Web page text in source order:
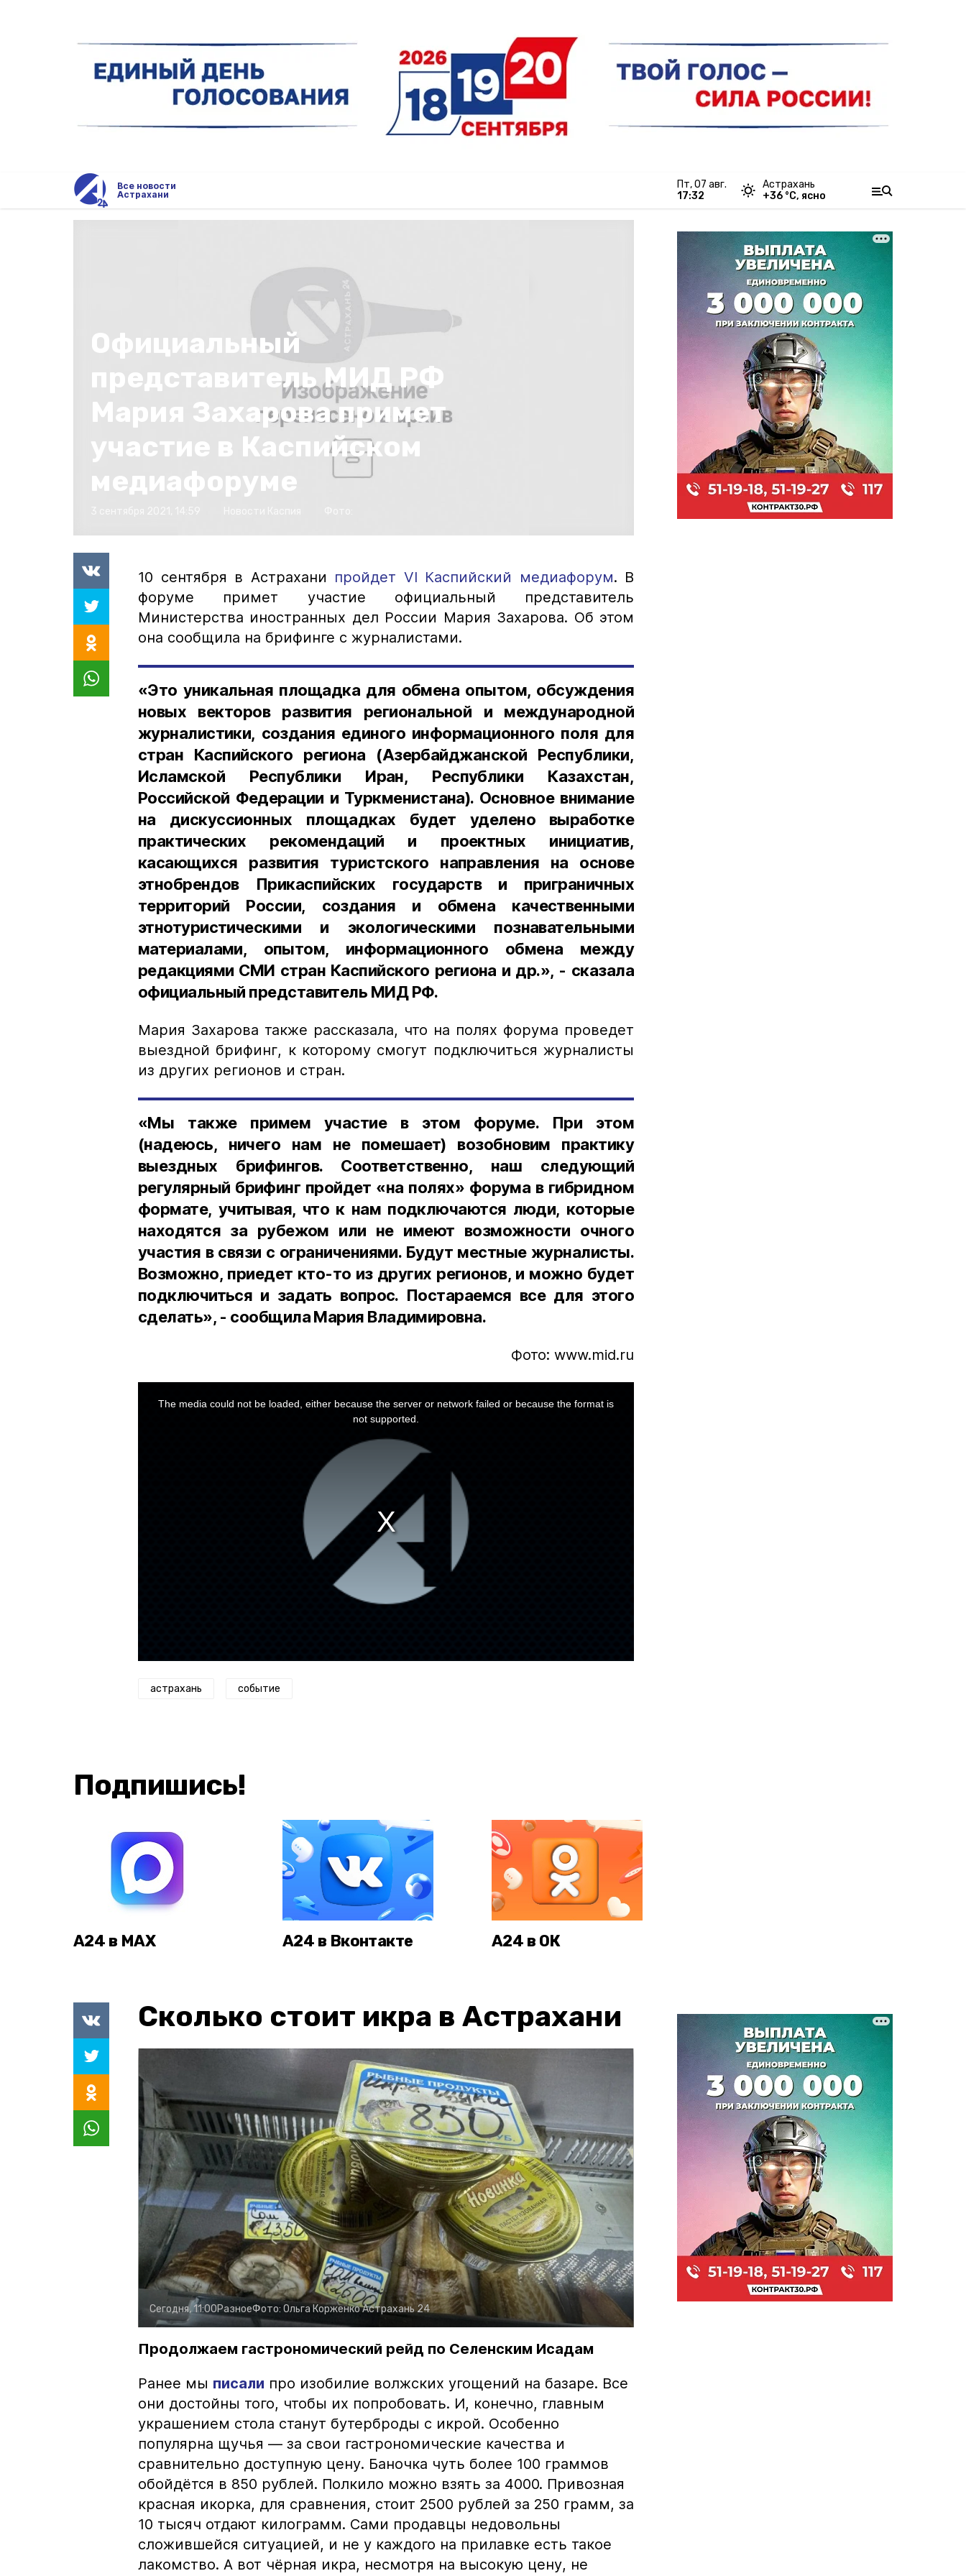
Все новости
Астрахани
пт, 07 авг.
17:32
Астрахань
+36 °С, ясно
Официальный
представитель МИД РФ
Мария Захарова примет
участие в Каспийском
медиафоруме
10 сентября в Астрахани пройдет VI Каспийский медиафорум. В
форуме примет участие официальный представитель
Министерства иностранных дел России Мария Захарова. Об этом
она сообщила на брифинге с журналистами.
«Это уникальная площадка для обмена опытом, обсуждения
новых векторов развития региональной и международной
журналистики, создания единого информационного поля для
стран Каспийского региона (Азербайджанской Республики,
Исламской Республики Иран, Республики Казахстан,
Российской Федерации и Туркменистана). Основное внимание
на дискуссионных площадках будет уделено выработке
практических рекомендаций и проектных инициатив,
касающихся развития туристского направления на основе
этнобрендов Прикаспийских государств и приграничных
территорий России, создания и обмена качественными
этнотуристическими и экологическими познавательными
материалами, опытом, информационного обмена между
редакциями СМИ стран Каспийского региона и др.», - сказала
официальный представитель МИД РФ.
Мария Захарова также рассказала, что на полях форума проведет
выездной брифинг, к которому смогут подключиться журналисты
из других регионов и стран.
«Мы также примем участие в этом форуме. При этом
(надеюсь, ничего нам не помешает) возобновим практику
выездных брифингов. Соответственно, наш следующий
регулярный брифинг пройдет «на полях» форума в гибридном
формате, учитывая, что к нам подключаются люди, которые
находятся за рубежом или не имеют возможности очного
участия в связи с ограничениями. Будут местные журналисты.
Возможно, приедет кто-то из других регионов, и можно будет
подключиться и задать вопрос. Постараемся все для этого
сделать», - сообщила Мария Владимировна.
Фото: www.mid.ru
The media could not be loaded, either because the server or network failed or because the format is
not supported.
астрахань событие
Подпишись!
А24 в MAX А24 в Вконтакте А24 в ОК
Сколько стоит икра в Астрахани
Сегодня, 11:00РазноеФото: Ольга КорженкоАстрахань 24
Продолжаем гастрономический рейд по Селенским Исадам
Ранее мы писали про изобилие волжских угощений на базаре. Все
они достойны того, чтобы их попробовать. И, конечно, главным
украшением стола станут бутерброды с икрой. Особенно
популярна щучья — за свои гастрономические качества и
сравнительно доступную цену. Баночка чуть более 100 граммов
обойдётся в 850 рублей. Полкило можно взять за 4000. Привозная
красная икорка, для сравнения, стоит 2500 рублей за 250 грамм, за
10 тысяч отдают килограмм. Сами продавцы недовольны
сложившейся ситуацией, и не у каждого на прилавке есть такое
лакомство. А вот чёрная икра, несмотря на высокую цену, не